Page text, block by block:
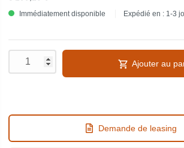
Immédiatement disponible Expédié en : 1-3
Ajouter au
Demande de leasing